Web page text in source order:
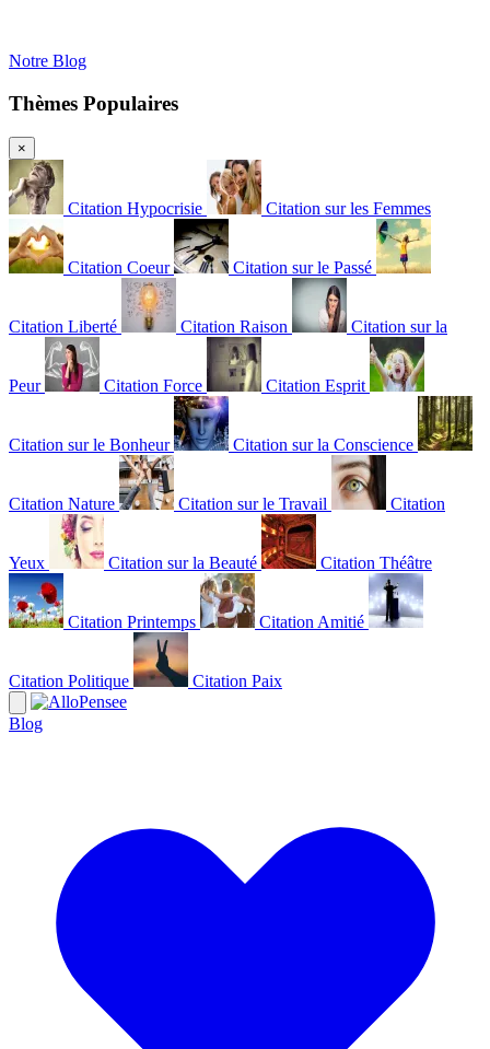
Notre Blog
Thèmes Populaires
×
Citation Hypocrisie Citation sur les Femmes
Citation Coeur Citation sur le Passé
Citation Liberté Citation Raison Citation sur la
Peur Citation Force Citation Esprit
Citation sur le Bonheur Citation sur la Conscience
Citation Nature Citation sur le Travail Citation
Yeux Citation sur la Beauté Citation Théâtre
Citation Printemps Citation Amitié
Citation Politique Citation Paix
Blog